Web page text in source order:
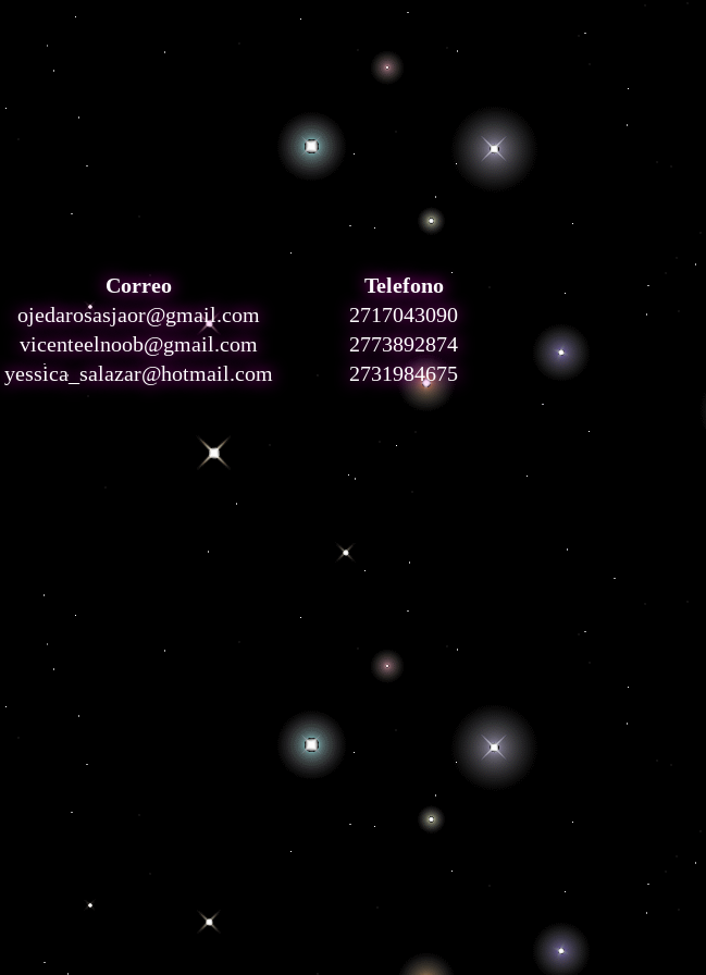
Correo
Telefono
ojedarosasjaor@gmail.com
2717043090
vicenteelnoob@gmail.com
2773892874
yessica_salazar@hotmail.com 2731984675